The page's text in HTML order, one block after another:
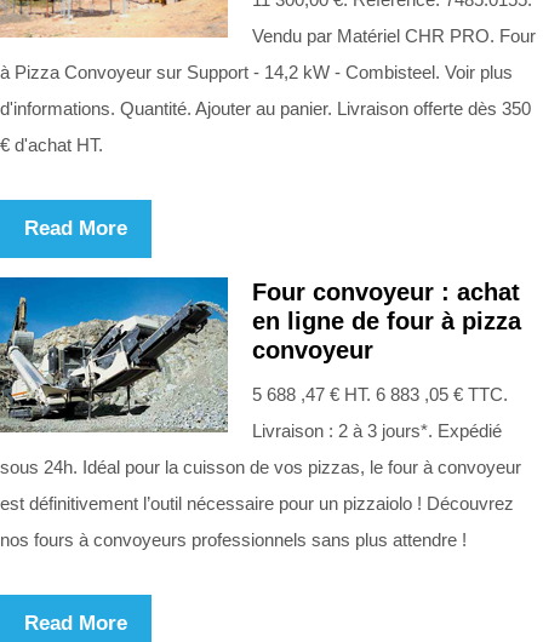
Vendu par Matériel CHR PRO. Four
à Pizza Convoyeur sur Support - 14,2 kW - Combisteel. Voir plus
d'informations. Quantité. Ajouter au panier. Livraison offerte dès 350
€ d'achat HT.
Read More
Four convoyeur : achat
en ligne de four à pizza
convoyeur
5 688 ,47 € HT. 6 883 ,05 € TTC.
Livraison : 2 à 3 jours*. Expédié
sous 24h. Idéal pour la cuisson de vos pizzas, le four à convoyeur
est définitivement l’outil nécessaire pour un pizzaiolo ! Découvrez
nos fours à convoyeurs professionnels sans plus attendre !
Read More